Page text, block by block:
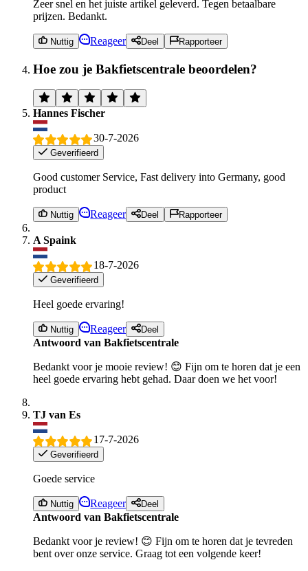
Zeer snel en het juiste artikel geleverd. Tegen betaalbare
prijzen. Bedankt.
Nuttig Reageer Deel Rapporteer
Hoe zou je Bakfietscentrale beoordelen?
Hannes Fischer
30-7-2026
Geverifieerd
Good customer Service, Fast delivery into Germany, good
product
Nuttig Reageer Deel Rapporteer
A Spaink
18-7-2026
Geverifieerd
Heel goede ervaring!
Nuttig Reageer Deel
Antwoord van Bakfietscentrale
Bedankt voor je mooie review! 😊 Fijn om te horen dat je een
heel goede ervaring hebt gehad. Daar doen we het voor!
TJ van Es
17-7-2026
Geverifieerd
Goede service
Nuttig Reageer Deel
Antwoord van Bakfietscentrale
Bedankt voor je review! 😊 Fijn om te horen dat je tevreden
bent over onze service. Graag tot een volgende keer!